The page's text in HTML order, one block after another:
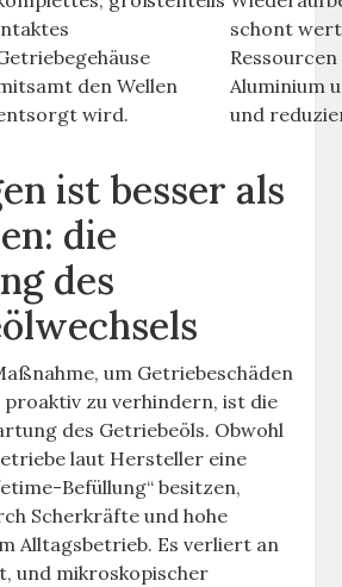
den Wellen
wird.
schont
Aluminium
und
ist besser als
die
des
um Getriebeschäden
proaktiv zu verhindern, ist die
des Getriebeöls. Obwohl
laut Hersteller eine
Befüllung“ besitzen,
Scherkräfte und hohe
Alltagsbetrieb. Es verliert an
und mikroskopischer